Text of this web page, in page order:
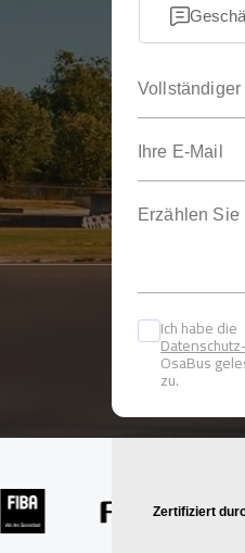
Ich habe die
OsaBus
zu.
Zertifiziert